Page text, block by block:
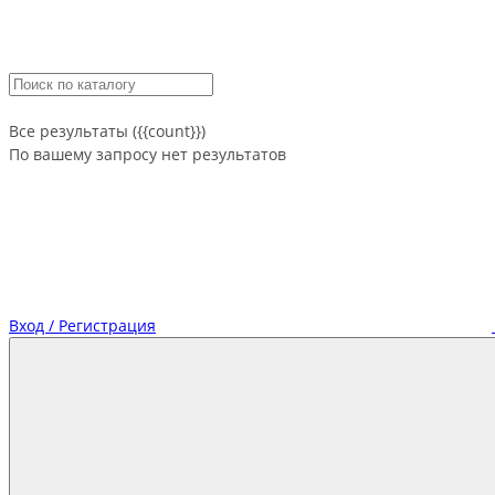
Все результаты ({{count}})
По вашему запросу нет результатов
Вход / Регистрация